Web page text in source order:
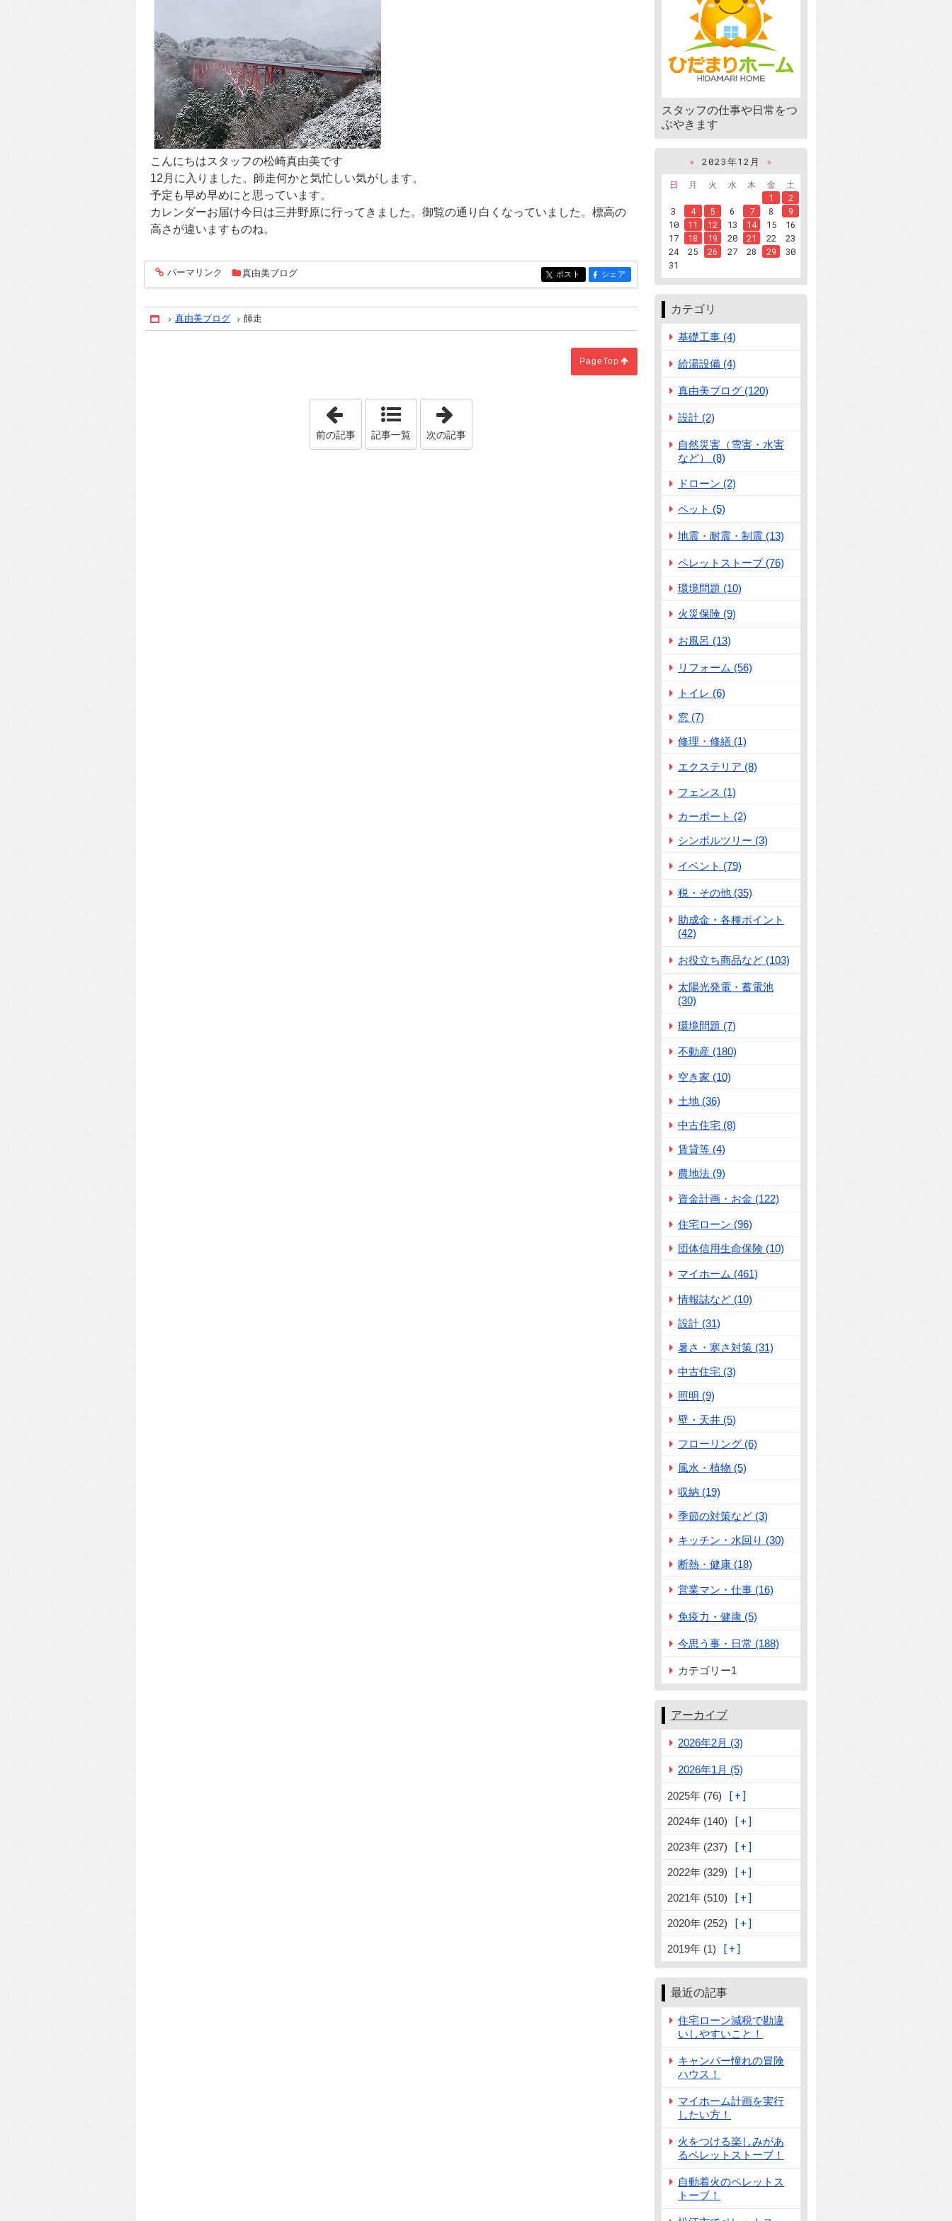
こんにちはスタッフの松崎真由美です
12月に入りました。師走何かと気忙しい気がします。
予定も早め早めにと思っています。
カレンダーお届け今日は三井野原に行ってきました。御覧の通り白くなっていました。標高の
高さが違いますものね。
entry1654
パーマリンク 真由美ブログ entry1654
ポスト entry1654
シェア
Home
真由美ブログ 師走
PageTop
「マイホームの省エネ性能がもたらすメリット！」
前の記事 記事一覧
「家事動線はできるだけ短く、時短への工夫！」
次の記事
スタッフの仕事や日常をつ
ぶやきます
« 2023年12月
»
日
月 火 水 木 金
土
1
2
3
4 5 6 7 8
9
10
11 12 13 14 15
16
17
18 19 20 21 22
23
24
25 26 27 28 29
30
31
カテゴリ
基礎工事 (4)
給湯設備 (4)
真由美ブログ (120)
設計 (2)
自然災害（雪害・水害
など） (8)
ドローン (2)
ペット (5)
地震・耐震・制震 (13)
ペレットストーブ (76)
環境問題 (10)
火災保険 (9)
お風呂 (13)
リフォーム (56)
トイレ (6)
窓 (7)
修理・修繕 (1)
エクステリア (8)
フェンス (1)
カーポート (2)
シンボルツリー (3)
イベント (79)
税・その他 (35)
助成金・各種ポイント
(42)
お役立ち商品など (103)
太陽光発電・蓄電池
(30)
環境問題 (7)
不動産 (180)
空き家 (10)
土地 (36)
中古住宅 (8)
賃貸等 (4)
農地法 (9)
資金計画・お金 (122)
住宅ローン (96)
団体信用生命保険 (10)
マイホーム (461)
情報誌など (10)
設計 (31)
暑さ・寒さ対策 (31)
中古住宅 (3)
照明 (9)
壁・天井 (5)
フローリング (6)
風水・植物 (5)
収納 (19)
季節の対策など (3)
キッチン・水回り (30)
断熱・健康 (18)
営業マン・仕事 (16)
免疫力・健康 (5)
今思う事・日常 (188)
カテゴリー1
アーカイブ
2026年2月 (3)
2026年1月 (5)
2025年 (76)
2024年 (140)
2023年 (237)
2022年 (329)
2021年 (510)
2020年 (252)
2019年 (1)
最近の記事
住宅ローン減税で勘違
いしやすいこと！
キャンパー憧れの冒険
ハウス！
マイホーム計画を実行
したい方！
火をつける楽しみがあ
るペレットストーブ！
自動着火のペレットス
トーブ！